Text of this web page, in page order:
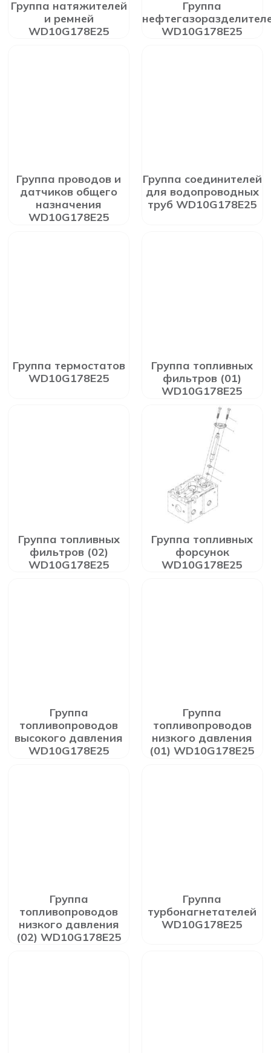
Группа натяжителей
и ремней
WD10G178E25
Группа
WD10G178E25
Группа проводов и
датчиков общего
назначения
WD10G178E25
Группа соединителей
для водопроводных
труб WD10G178E25
Группа термостатов
WD10G178E25
Группа топливных
фильтров (01)
WD10G178E25
Группа топливных
фильтров (02)
WD10G178E25
Группа топливных
форсунок
WD10G178E25
Группа
топливопроводов
высокого давления
WD10G178E25
Группа
топливопроводов
низкого давления
(01) WD10G178E25
Группа
топливопроводов
низкого давления
(02) WD10G178E25
Группа
турбонагнетателей
WD10G178E25